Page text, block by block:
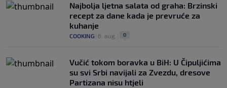
Najbolja ljetna salata od graha: Brzinski
recept za dane kada je prevruće za
kuhanje
COOKING 6. aug. 0
Vučić tokom boravka u BiH: U Čipuljićima
su svi Srbi navijali za Zvezdu, dresove
Partizana nisu htjeli